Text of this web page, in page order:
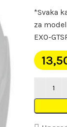
*Svaka
za
EXO-